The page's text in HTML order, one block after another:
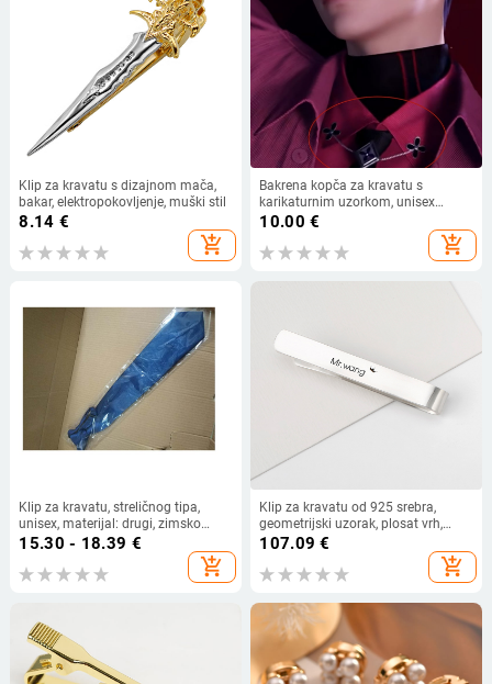
Klip za kravatu s dizajnom mača,
bakar, elektropokovljenje, muški stil
8.14 €
add_shopping_cart
Bakrena kopča za kravatu s
karikaturnim uzorkom, unisex
moderni minimalistički stil, oblik
karikatura likova, elektroplatiranje.
10.00 €
add_shopping_cart
Klip za kravatu, streličnog tipa,
unisex, materijal: drugi, zimsko
izdanje 2023
15.30 - 18.39 €
add_shopping_cart
Klip za kravatu od 925 srebra,
geometrijski uzorak, plosat vrh,
unisex, elektroplatirano, mogućnost
107.09 €
add_shopping_cart